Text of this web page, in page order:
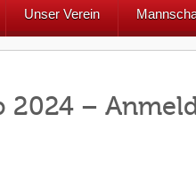
Unser Verein
2024 –